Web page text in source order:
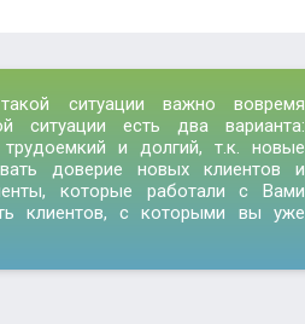
ситуации важно вовремя
ситуации есть два варианта:
и долгий, т.к. новые
доверие новых клиентов и
которые работали с Вами
клиентов, с которыми вы уже